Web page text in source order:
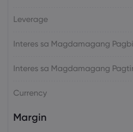
Leverage
Interes sa Magdamagang
Interes sa Magdamagang
Currency
Margin